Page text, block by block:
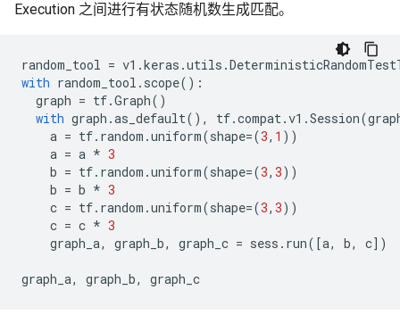
Execution 之间进行有状态随机数生成匹配。
random_tool = v1 .keras .utils .
with random_tool . scope():
graph = tf.Graph()
with graph .as_default(), tf.compat.v1 .Session(
a = tf. random .uniform(shape=(3, 1 ))
a = a * 3
b = tf. random .uniform(shape=(3, 3))
b = b * 3
c = tf. random .uniform(shape=(3, 3))
c = c * 3
graph_a, graph_b, graph_c = sess . run([a, b, c])
graph_a, graph_b, graph_c